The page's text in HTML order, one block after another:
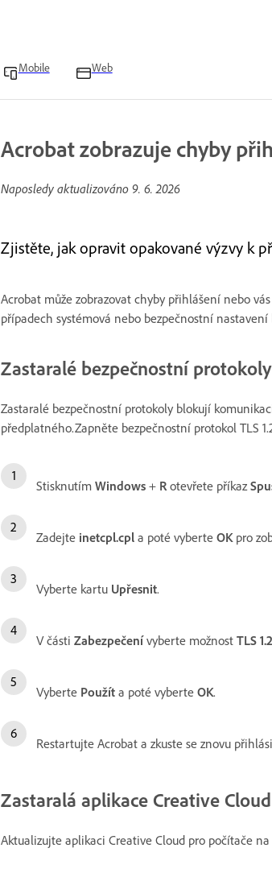
Mobile Web
Acrobat zobrazuje chyby
Naposledy aktualizováno 9. 6. 2026
Zjistěte, jak opravit opakované výzvy k
Acrobat může zobrazovat chyby přihlášení nebo
případech systémová nebo bezpečnostní
Zastaralé bezpečnostní protokoly
Zastaralé bezpečnostní protokoly blokují
předplatného.Zapněte bezpečnostní protokol TLS
Stisknutím Windows + R otevřete příkaz
Zadejte inetcpl.cpl a poté vyberte OK pro
Vyberte kartu Upřesnit.
V části Zabezpečenívyberte možnost TLS 1.2
Vyberte Použít a poté vyberte OK.
Restartujte Acrobat a zkuste se znovu
Zastaralá aplikace Creative
Aktualizujte aplikaci Creative Cloud pro počítače